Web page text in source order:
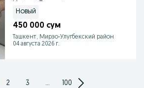
Новый
450 000 сум
Ташкент, Мирзо-Улугбекский район
04 августа 2026 г.
2 3 ... 100